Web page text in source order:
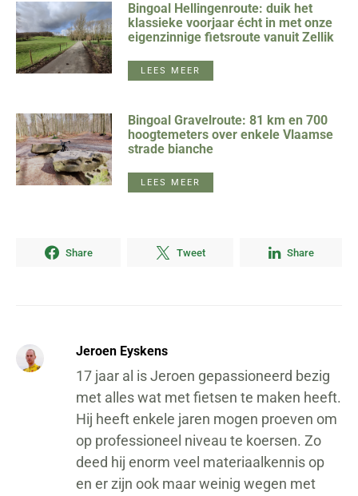
Bingoal Hellingenroute: duik het
klassieke voorjaar écht in met onze
eigenzinnige fietsroute vanuit Zellik
LEES MEER
Bingoal Gravelroute: 81 km en 700
hoogtemeters over enkele Vlaamse
strade bianche
LEES MEER
Share Tweet Share
Jeroen Eyskens
17 jaar al is Jeroen gepassioneerd bezig
met alles wat met fietsen te maken heeft.
Hij heeft enkele jaren mogen proeven om
op professioneel niveau te koersen. Zo
deed hij enorm veel materiaalkennis op
en er zijn ook maar weinig wegen met